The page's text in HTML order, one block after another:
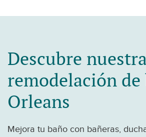
Descubre
remodelación de
Orleans
Mejora tu baño con bañeras,